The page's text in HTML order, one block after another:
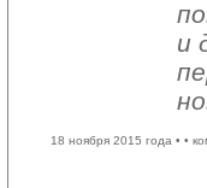
и
18 ноября 2015 года • •